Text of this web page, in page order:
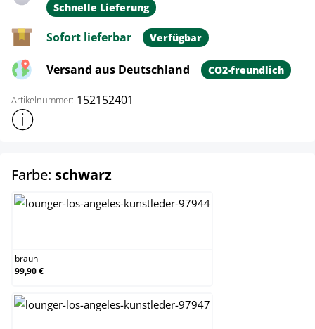
Schnelle Lieferung
Sofort lieferbar Verfügbar
Versand aus Deutschland CO2-freundlich
Artikelnummer: 152152401
Weitere Produktinformationen anzeigen
Farbe: schwarzauswählen
braun
99,90 €